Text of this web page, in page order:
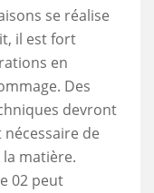
se réalise
il est fort
en
Des
devront
de
matière.
02 peut